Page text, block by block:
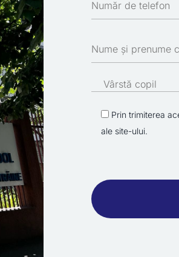
Prin trimiterea
ale site-ului.